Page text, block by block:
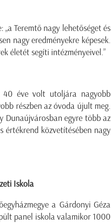
Teremtő nagy lehetőséget és
nagy eredményekre képesek.
életét segíti intézményeivel.”
40 éve volt utoljára nagyobb
részben az óvoda újult meg.
Dunaújvárosban egyre több az
értékrend közvetítésében nagy
Iskola
a Gárdonyi Géza
panel iskola valamikor 1000